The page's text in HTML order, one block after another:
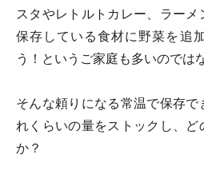
スタやレトルトカレー、ラー
保存している食材に野菜を追
う！というご家庭も多いのでは
そんな頼りになる常温で保存
れくらいの量をストックし、
か？